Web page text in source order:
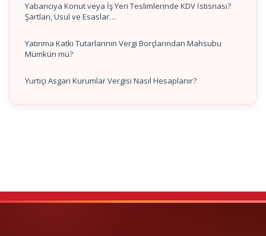
Yabancıya Konut veya İş Yeri Teslimlerinde KDV İstisnası?
Şartları, Usul ve Esaslar…
Yatırıma Katkı Tutarlarının Vergi Borçlarından Mahsubu
Mümkün mü?
Yurtiçi Asgari Kurumlar Vergisi Nasıl Hesaplanır?